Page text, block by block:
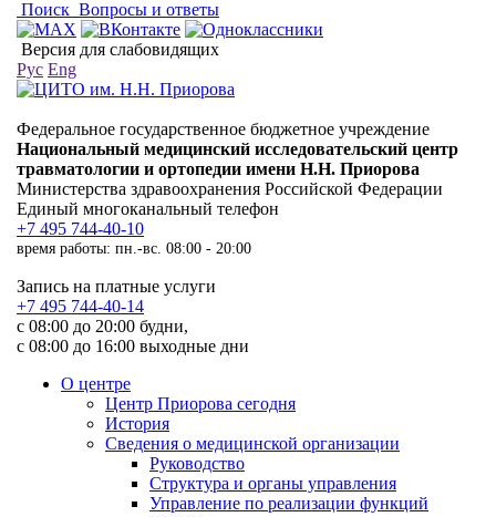
Поиск Вопросы и ответы
Версия для слабовидящих
Рус Eng
Федеральное государственное бюджетное учреждение
Национальный медицинский исследовательский центр
травматологии и ортопедии имени Н.Н. Приорова
Министерства здравоохранения Российской Федерации
Единый многоканальный телефон
+7 495 744-40-10
время работы: пн.-вс. 08:00 - 20:00
Запись на платные услуги
+7 495 744-40-14
с 08:00 до 20:00 будни,
с 08:00 до 16:00 выходные дни
О центре
Центр Приорова сегодня
История
Сведения о медицинской организации
Руководство
Структура и органы управления
Управление по реализации функций